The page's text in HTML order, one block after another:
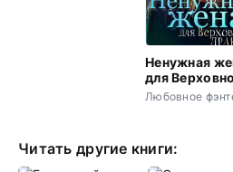
Ненужная
для
дракона
Любовное
Читать другие книги: